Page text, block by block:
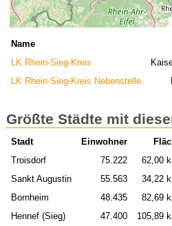
Name
LK Rhein-Sieg-Kreis
LK Rhein-Sieg-Kreis Nebenstelle
Größte Städte mit
Stadt Einwohner
Troisdorf
75.222
62,00
Sankt Augustin
55.563
34,22
Bornheim
48.435
82,69
Hennef (Sieg)
47.400
105,89